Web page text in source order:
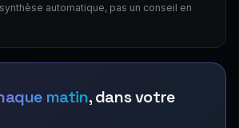
automatique, pas un conseil en
matin, dans votre